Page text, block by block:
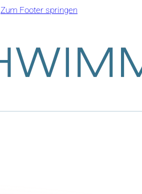
Zum Footer springen